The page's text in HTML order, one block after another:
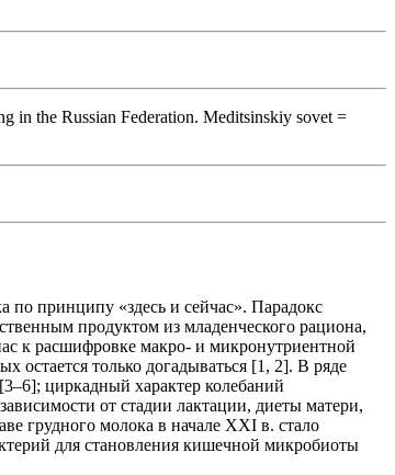
the Russian Federation. Meditsinskiy sovet =
по принципу «здесь и сейчас». Парадокс
продуктом из младенческого рациона,
к расшифровке макро- и микронутриентной
остается только догадываться [1, 2]. В ряде
циркадный характер колебаний
от стадии лактации, диеты матери,
грудного молока в начале XXI в. стало
для становления кишечной микробиоты